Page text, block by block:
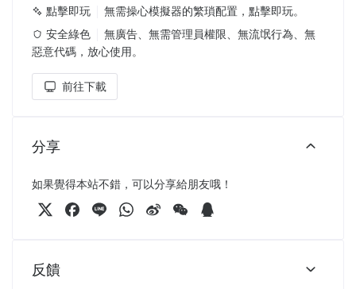
點擊即玩
無需操心模擬器的繁瑣配置，點擊即玩。
安全綠色
無廣告、無需管理員權限、無流氓行為、無
惡意代碼，放心使用。
前往下載
分享
如果覺得本站不錯，可以分享給朋友哦！
反饋